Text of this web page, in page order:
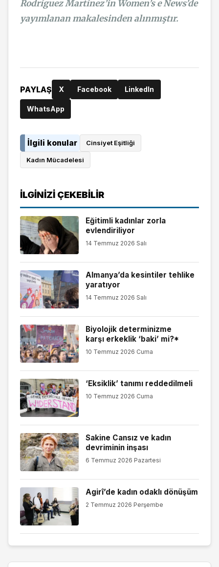
Rodríguez Martínez’in Women’s e News’de
yayımlanan makalesinden alınmıştır.
PAYLAŞ X Facebook LinkedIn
WhatsApp
İlgili konular Cinsiyet Eşitliği
Kadın Mücadelesi
İLGINIZI ÇEKEBILIR
Eğitimli kadınlar zorla
evlendiriliyor
14 Temmuz 2026 Salı
Almanya’da kesintiler tehlike
yaratıyor
14 Temmuz 2026 Salı
Biyolojik determinizme
karşı erkeklik ‘baki’ mi?*
10 Temmuz 2026 Cuma
‘Eksiklik’ tanımı reddedilmeli
10 Temmuz 2026 Cuma
Sakine Cansız ve kadın
devriminin inşası
6 Temmuz 2026 Pazartesi
Agirî’de kadın odaklı dönüşüm
2 Temmuz 2026 Perşembe